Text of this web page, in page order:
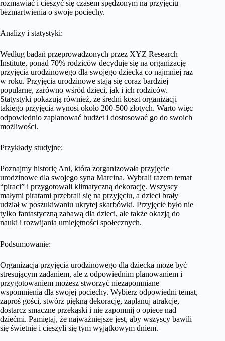
rozmawiać i cieszyć się czasem spędzonym na przyjęciu
bezmartwienia o swoje pociechy.
Analizy i statystyki:
Według badań przeprowadzonych przez XYZ Research
Institute, ponad 70% rodziców decyduje się na organizację
przyjęcia urodzinowego dla swojego dziecka co najmniej raz
w roku. Przyjęcia urodzinowe stają się coraz bardziej
popularne, zarówno wśród dzieci, jak i ich rodziców.
Statystyki pokazują również, że średni koszt organizacji
takiego przyjęcia wynosi około 200-500 złotych. Warto więc
odpowiednio zaplanować budżet i dostosować go do swoich
możliwości.
Przykłady studyjne:
Poznajmy historię Ani, która zorganizowała przyjęcie
urodzinowe dla swojego syna Marcina. Wybrali razem temat
“piraci” i przygotowali klimatyczną dekorację. Wszyscy
małymi piratami przebrali się na przyjęciu, a dzieci brały
udział w poszukiwaniu ukrytej skarbówki. Przyjęcie było nie
tylko fantastyczną zabawą dla dzieci, ale także okazją do
nauki i rozwijania umiejętności społecznych.
Podsumowanie:
Organizacja przyjęcia urodzinowego dla dziecka może być
stresującym zadaniem, ale z odpowiednim planowaniem i
przygotowaniem możesz stworzyć niezapomniane
wspomnienia dla swojej pociechy. Wybierz odpowiedni temat,
zaproś gości, stwórz piękną dekorację, zaplanuj atrakcje,
dostarcz smaczne przekąski i nie zapomnij o opiece nad
dziećmi. Pamiętaj, że najważniejsze jest, aby wszyscy bawili
się świetnie i cieszyli się tym wyjątkowym dniem.